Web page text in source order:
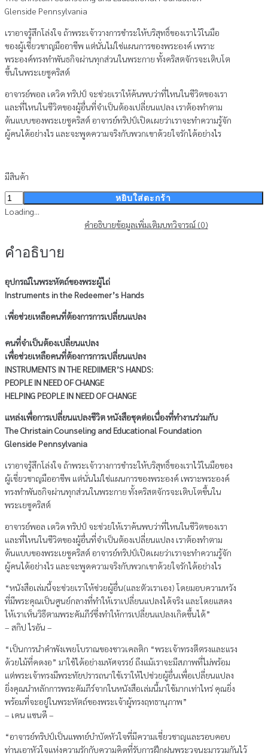
Glenside Pennsylvania
เราอาจรู้สึกโล่งใจ ถ้าพระเจ้าวางการชำระให้บริสุทธิ์ของเราไว้ในมือ
ของผู้เชี่ยวชาญมืออาชีพ แต่นั่นไม่ใช่แผนการของพระองค์ เพราะ
พระองค์ทรงทำพันธกิจผ่านทุกส่วนในพระกาย ทั้งคริสตจักรจะเติบโต
ขึ้นในพระเยซูคริสต์
อาจารย์พอล เดวิด ทริปป์ จะช่วยเราให้ค้นพบว่าที่ไหนในชีวิตของเรา
และที่ไหนในชีวิตของผู้อื่นที่จำเป็นต้องเปลี่ยนแปลง เราต้องทำตาม
ต้นแบบของพระเยซูคริสต์ อาจารย์ทริปป์เปิดเผยว่าเราจะทำความรู้จัก
ผู้คนได้อย่างไร และจะพูดความจริงกับพวกเขาด้วยใจรักได้อย่างไร
มีสินค้า
จำนวน
อุปกรณ์
ของ
ไถ่
หยิบใส่ตะกร้า
Loading...
คำอธิบายข้อมูลเพิ่มเติมบทวิจารณ์ (0)
คำอธิบาย
อุปกรณ์ในพระหัตถ์ของพระผู้ไถ่
Instruments in the Redeemer’s Hands
เพี่อช่วยเหลือคนที่ต้องการการเปลี่ยนแปลง
คนที่จำเป็นต้องเปลี่ยนแปลง
เพื่อช่วยเหลือคนที่ต้องการการเปลี่ยนแปลง
INSTRUMENTS IN THE REDIIMER’S HANDS:
PEOPLE IN NEED OF CHANGE
HELPING PEOPLE IN NEED OF CHANGE
แหล่งเพื่อการเปลี่ยนแปลงชีวิต หนังสือชุดต่อเนื่องที่ทำงานร่วมกับ
The Christain Counseling and Educational Foundation
Glenside Pennsylvania
เราอาจรู้สึกโล่งใจ ถ้าพระเจ้าวางการชำระให้บริสุทธิ์ของเราไว้ในมือของ
ผู้เชี่ยวชาญมืออาชีพ แต่นั่นไม่ใช่แผนการของพระองค์ เพราะพระองค์
ทรงทำพันธกิจผ่านทุกส่วนในพระกาย ทั้งคริสตจักรจะเติบโตขึ้นใน
พระเยซูคริสต์
อาจารย์พอล เดวิด ทริปป์ จะช่วยให้เราค้นพบว่าที่ไหนในชีวิตของเรา
และที่ไหนในชีวิตของผู้อื่นที่จำเป็นต้องเปลี่ยนแปลง เราต้องทำตาม
ต้นแบบของพระเยซูคริสต์ อาจารย์ทริปป์เปิดเผยว่าเราจะทำความรู้จัก
ผู้คนได้อย่างไร และจะพูดความจริงกับพวกเขาด้วยใจรักได้อย่างไร
“หนังสือเล่มนี้จะช่วยเราให้ช่วยผู้อื่น(และตัวเราเอง) โดยมอบความหวัง
ที่มีพระคุณเป็นศูนย์กลางที่ทำให้เราเปลี่ยนแปลงได้จริง และโดยแสดง
ให้เราเห็นวิธีตามพระคัมภีร์ซึ่งทำให้การเปลี่ยนแปลงเกิดขึ้นได้”
– สกิป ไรอัน –
“เป็นการนำคำพังเพยโบราณของชาวเคลติก “พระเจ้าทรงตีตรงและแรง
ด้วยไม้ที่คดงอ” มาใช้ได้อย่างมหัศจรรย์ ถึงแม้เราจะมีสภาพที่ไม่พร้อม
แต่พระเจ้าทรงมีพระทัยปรารถนาใช้เราให้ไปช่วยผู้อื่นเพื่อเปลี่ยนแปลง
ยิ่งคุณนำหลักการพระคัมภีร์จากในหนังสือเล่มนี้มาใช้มากเท่าไหร่ คุณยิ่ง
พร้อมที่จะอยู่ในพระหัตถ์ของพระเจ้าผู้ทรงฤทธานุภาพ”
– เคน แซนดี –
“อาจารย์ทริปป์เป็นแพทย์บำบัดหัวใจที่มีความเชี่ยวชาญและรอบคอบ
ท่านเอาหัวใจแห่งความรักกับความคิดที่รับการฝึกฝนพระวจนะมารวมกันไว้